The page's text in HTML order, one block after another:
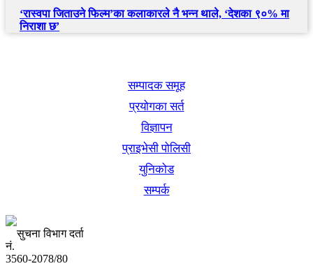
‘रास्वपा जिताउने फिल्म’का कलाकारले नै भन्न थाले, ‘देशका ९०% मा
निराशा छ’
सम्पादक समूह
प्रयोगका सर्त
विज्ञापन
प्राइभेसी पोलिसी
युनिकोड
सम्पर्क
सुचना विभाग दर्ता
नं.
3560-2078/80